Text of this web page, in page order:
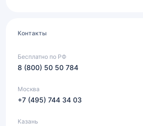
Контакты
Бесплатно по РФ
8 (800) 50 50 784
Москва
+7 (495) 744 34 03
Казань